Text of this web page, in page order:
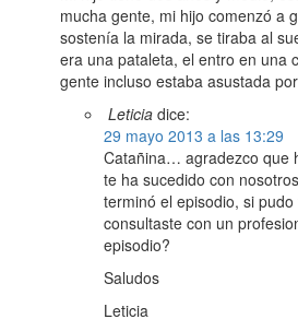
mucha gente, mi hijo comenzó a
sostenía la mirada, se tiraba al
era una pataleta, el entro en una
gente incluso estaba asustada
Leticia dice:
29 mayo 2013 a las 13:29
Catañina… agradezco que
te ha sucedido con
terminó el episodio, si
consultaste con un
episodio?
Saludos
Leticia